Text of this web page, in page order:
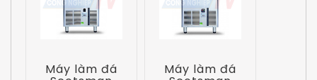
Máy làm đá Máy làm đá